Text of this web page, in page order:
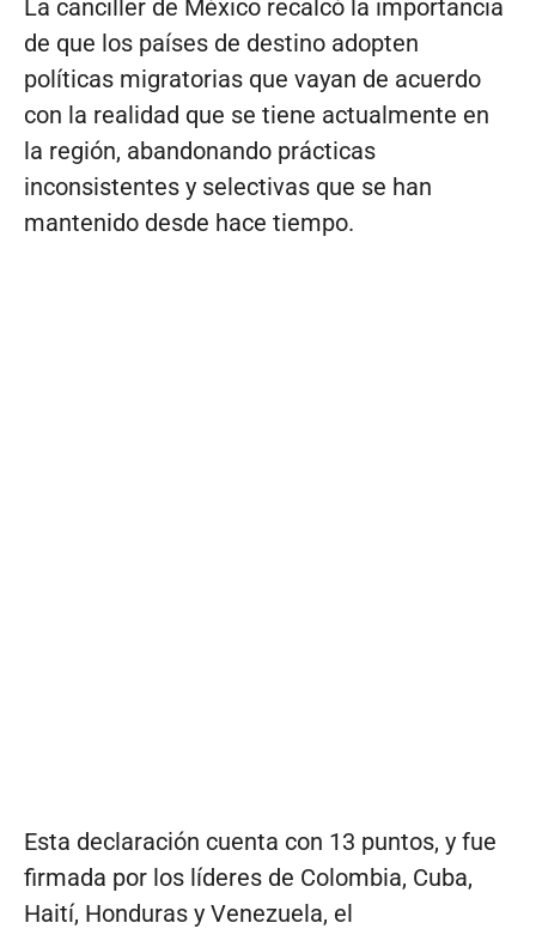
La canciller de México recalcó la importancia
de que los países de destino adopten
políticas migratorias que vayan de acuerdo
con la realidad que se tiene actualmente en
la región, abandonando prácticas
inconsistentes y selectivas que se han
mantenido desde hace tiempo.
Esta declaración cuenta con 13 puntos, y fue
firmada por los líderes de Colombia, Cuba,
Haití, Honduras y Venezuela, el